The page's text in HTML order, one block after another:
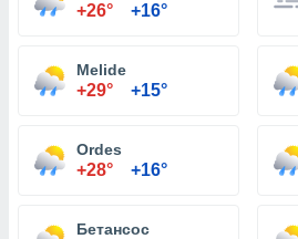
+26° +16°
Melide
+29° +15°
Ordes
+28° +16°
Бетансос